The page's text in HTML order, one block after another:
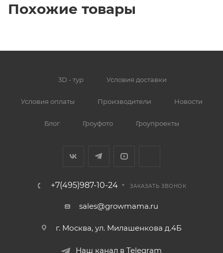
Похожие товары
3D - тур Условия доставки
Условия оплаты Производители Новости
Блог Гроуфото Гроупроекты
+7(495)987-10-24 ЗАКАЗАТЬ ЗВОНОК
sales@growmama.ru
г. Москва, ул. Милашенкова д.4Б
Наш канал в Telegram